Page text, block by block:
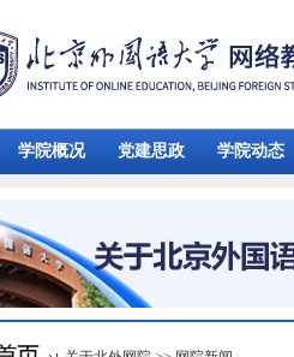
学院概况 党建思政 学院动态